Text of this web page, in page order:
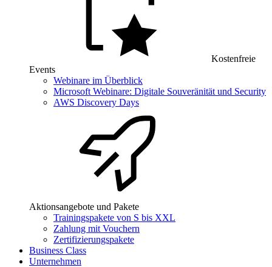
Kostenfreie
Events
Webinare im Überblick
Microsoft Webinare: Digitale Souveränität und Security
AWS Discovery Days
Aktionsangebote und Pakete
Trainingspakete von S bis XXL
Zahlung mit Vouchern
Zertifizierungspakete
Business Class
Unternehmen